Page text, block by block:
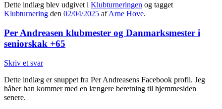
Dette indlæg blev udgivet i Klubturneringen og tagget
Klubturnering den 02/04/2025 afArne Hove.
Per Andreasen klubmester og Danmarksmester i
seniorskak +65
Skriv et svar
Dette indlæg er snuppet fra Per Andreasens Facebook profil. Jeg
håber han kommer med en længere beretning til hjemmesiden
senere.